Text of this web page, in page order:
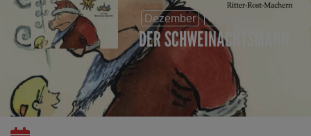
Dezember Gastspiel
DER SCHWEINACHTSMANN